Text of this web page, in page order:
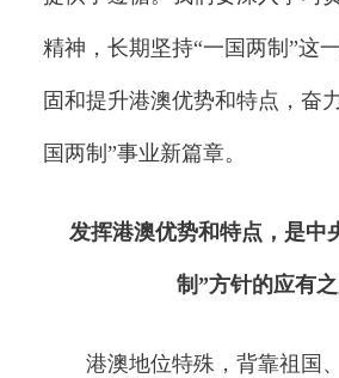
精神，长期坚持“一国两制”这
固和提升港澳优势和特点，奋
国两制”事业新篇章。
发挥港澳优势和特点，是中
制”方针的应有
港澳地位特殊，背靠祖国